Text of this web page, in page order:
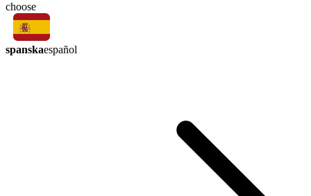
choose
spanskaespañol